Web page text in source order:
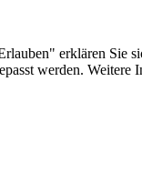
erklären Sie
werden. Weitere